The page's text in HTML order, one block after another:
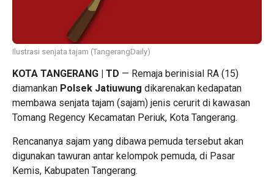
Ilustrasi senjata tajam (TangerangDaily)
KOTA TANGERANG | TD — Remaja berinisial RA (15)
diamankan Polsek Jatiuwung dikarenakan kedapatan
membawa senjata tajam (sajam) jenis cerurit di kawasan
Tomang Regency Kecamatan Periuk, Kota Tangerang.
Rencananya sajam yang dibawa pemuda tersebut akan
digunakan tawuran antar kelompok pemuda, di Pasar
Kemis, Kabupaten Tangerang.